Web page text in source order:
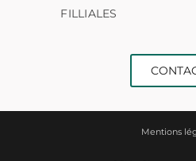
FILLIALES
Mentions